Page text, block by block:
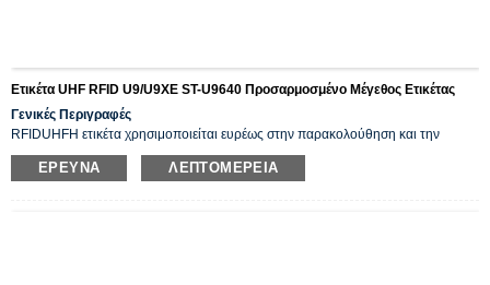
Ετικέτα UHF RFID U9/U9XE ST-U9640 Προσαρμοσμένο Μέγεθος Ετικέτας
Γενικές Περιγραφές
RFIDUHFΗ ετικέτα χρησιμοποιείται ευρέως στην παρακολούθηση και την
αναγνώριση περιουσιακών στοιχείων, στη διαχείριση αποθήκης
ένδυσης, διαχείριση logistics, λιανικές επιχειρήσεις κ.λπ. Συσκευάζεται σε ρολό
ΈΡΕΥΝΑ ΛΕΠΤΟΜΈΡΕΙΑ